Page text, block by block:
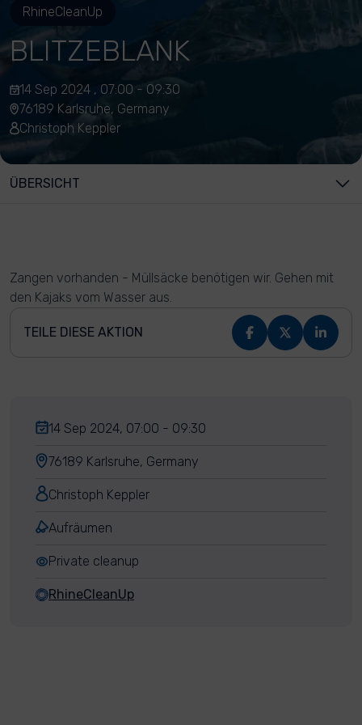
RhineCleanUp
BLITZEBLANK
14 Sep 2024 , 07:00 - 09:30
76189 Karlsruhe, Germany
Christoph Keppler
ÜBERSICHT
Zangen vorhanden - Müllsäcke benötigen wir. Gehen mit
den Kajaks vom Wasser aus.
TEILE DIESE AKTION
14 Sep 2024, 07:00 - 09:30
76189 Karlsruhe, Germany
Christoph Keppler
Aufräumen
Private cleanup
RhineCleanUp